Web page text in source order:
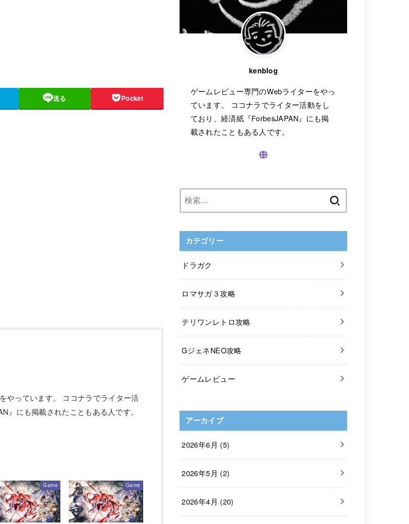
送る Pocket
やっています。 ココナラでライター活
』にも掲載されたこともある人です。
Game Game
kenblog
ゲームレビュー専門のWebライターをやっ
ています。 ココナラでライター活動をし
ており、経済紙『ForbesJAPAN』にも掲
載されたこともある人です。
カテゴリー
ドラガク
ロマサガ３攻略
テリワンレトロ攻略
GジェネNEO攻略
ゲームレビュー
アーカイブ
2026年6月 (5)
2026年5月 (2)
2026年4月 (20)